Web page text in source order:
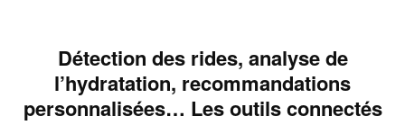
Détection des rides, analyse de
l’hydratation, recommandations
personnalisées… Les outils connectés